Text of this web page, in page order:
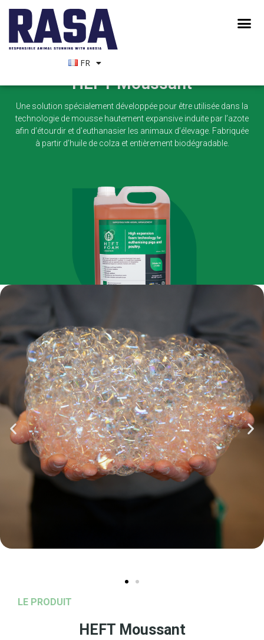
FR
HEFT Moussant
Une solution spécialement développée pour être utilisée dans la
technologie de mousse hautement expansive induite par l’azote
afin d’étourdir et d’euthanasier les animaux d’élevage. Fabriquée
à partir d’huile de colza et entièrement biodégradable.
LE PRODUIT
HEFT Moussant